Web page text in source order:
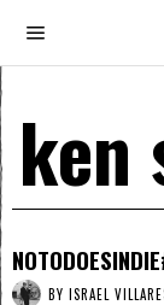
ken
BY ISRAEL